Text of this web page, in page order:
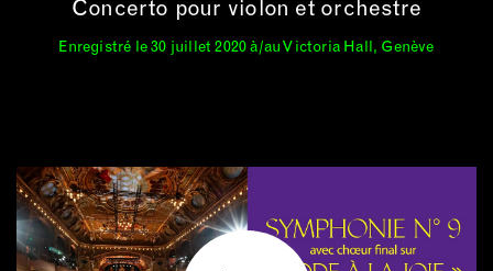
Concerto pour violon et orchestre
Enregistré le 30 juillet 2020 à/au Victoria Hall, Genève